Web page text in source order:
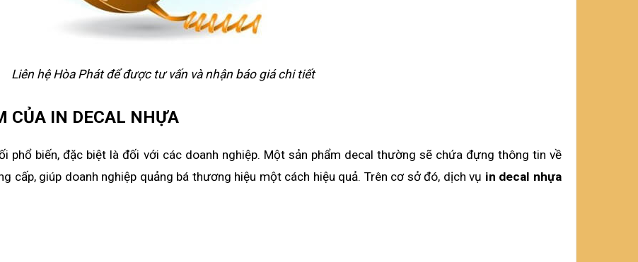
Liên hệ Hòa Phát để được tư vấn và nhận báo giá chi tiết
CỦA IN DECAL NHỰA
phổ biến, đặc biệt là đối với các doanh nghiệp. Một sản phẩm decal thường sẽ chứa đựng thông tin về
cấp, giúp doanh nghiệp quảng bá thương hiệu một cách hiệu quả. Trên cơ sở đó, dịch vụ in decal nhựa